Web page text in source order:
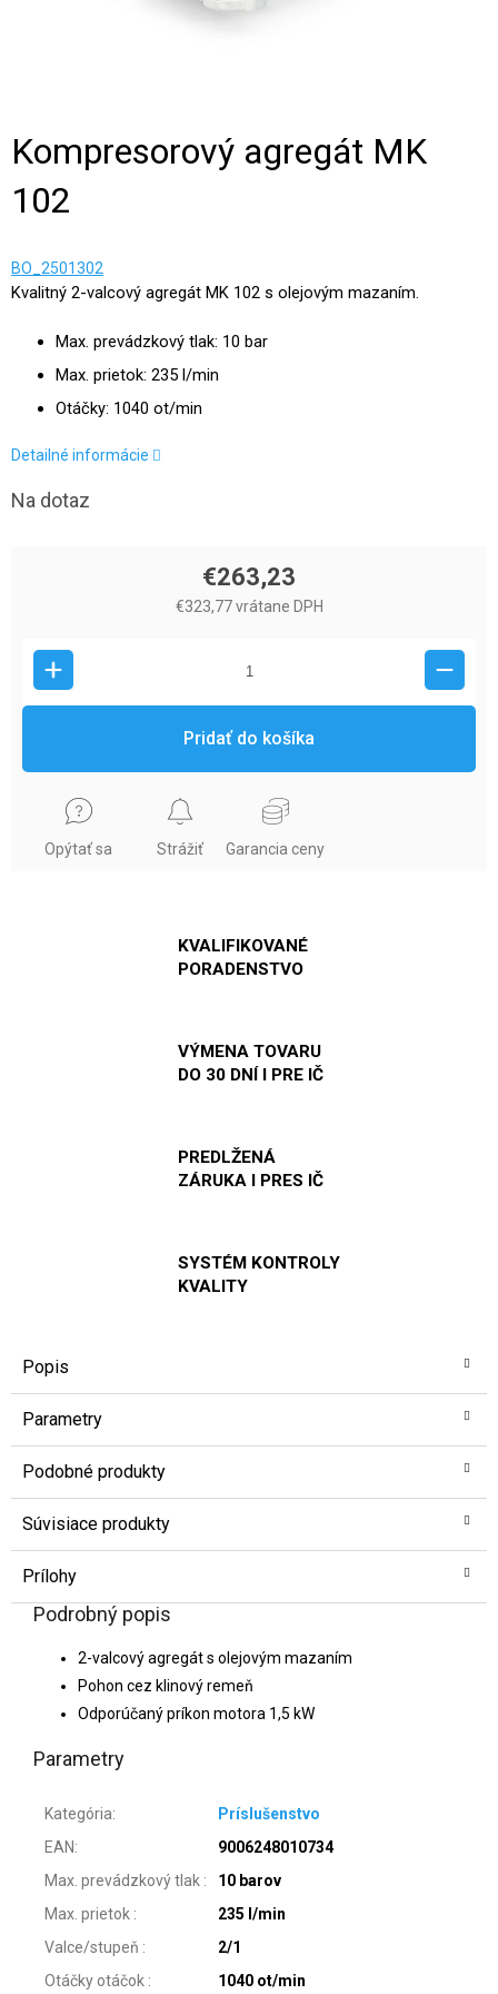
Kompresorový agregát MK
102
BO_2501302
Kvalitný 2-valcový agregát MK 102 s olejovým mazaním.
Max. prevádzkový tlak: 10 bar
Max. prietok: 235 l/min
Otáčky: 1040 ot/min
Detailné informácie
Na dotaz
€263,23
€323,77 vrátane DPH
Pridať do košíka
Opýtať sa Strážiť Garancia ceny
KVALIFIKOVANÉ
PORADENSTVO
VÝMENA TOVARU
DO 30 DNÍ I PRE IČ
PREDLŽENÁ
ZÁRUKA I PRES IČ
SYSTÉM KONTROLY
KVALITY
Popis
Parametry
Podobné produkty
Súvisiace produkty
Prílohy
Podrobný popis
2-valcový agregát s olejovým mazaním
Pohon cez klinový remeň
Odporúčaný príkon motora 1,5 kW
Parametry
Kategória:
Príslušenstvo
EAN:
9006248010734
Max. prevádzkový tlak :
10 barov
Max. prietok :
235 l/min
Valce/stupeň :
2/1
Otáčky otáčok : 1040 ot/min